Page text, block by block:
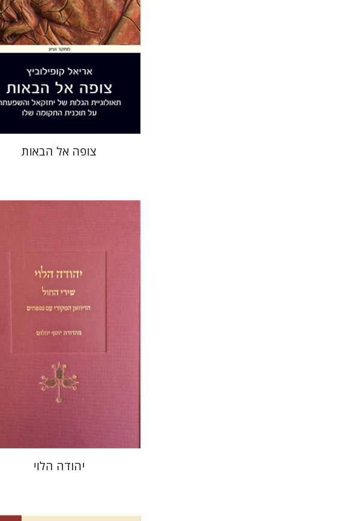
הנחת אתר ספר מודפס
$46
$41
צופה אל הבאות
הנחת אתר ספר מודפס
יהודה הלוי